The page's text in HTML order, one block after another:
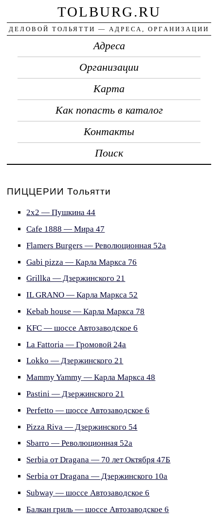
TOLBURG.RU
ДЕЛОВОЙ ТОЛЬЯТТИ — АДРЕСА, ОРГАНИЗАЦИИ
Адреса
Организации
Карта
Как попасть в каталог
Контакты
Поиск
ПИЦЦЕРИИ Тольятти
2х2 — Пушкина 44
Cafe 1888 — Мира 47
Flamers Burgers — Революционная 52а
Gabi pizza — Карла Маркса 76
Grillka — Дзержинского 21
IL GRANO — Карла Маркса 52
Kebab house — Карла Маркса 78
KFC — шоссе Автозаводское 6
La Fattoria — Громовой 24а
Lokko — Дзержинского 21
Mammy Yammy — Карла Маркса 48
Pastini — Дзержинского 21
Perfetto — шоссе Автозаводское 6
Pizza Riva — Дзержинского 54
Sbarro — Революционная 52а
Serbia от Dragana — 70 лет Октября 47Б
Serbia от Dragana — Дзержинского 10а
Subway — шоссе Автозаводское 6
Балкан гриль — шоссе Автозаводское 6